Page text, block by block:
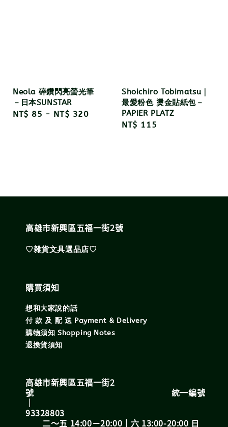
Neola 碎鑽閃亮螢光筆
－日本SUNSTAR
Regular
NT$ 85 - NT$ 320
Shoichiro Tobimatsu｜
最愛粉色 燙金貼紙包－
PAPIER PLATZ
Regular
NT$ 115
高雄市新興區五福一街2號
♡雜貨文具選品店♡
購買須知
想和大家說的話
付 款 及 配 送 Payment & Delivery
購物須知 Shopping Notes
退換貨須知
高雄市新興區五福一街2
號 統一編號
｜
93328803
二～五 14:00－20:00｜六 13:00-20:00 日